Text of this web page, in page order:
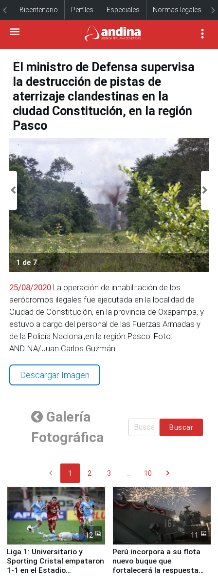
Bicentenario Perfiles Especiales Normas legales
El ministro de Defensa supervisa
la destrucción de pistas de
aterrizaje clandestinas en la
ciudad Constitución, en la región
Pasco
1 de 7
25/08/2020 La operación de inhabilitación de los
aeródromos ilegales fue ejecutada en la localidad de
Ciudad de Constitución, en la provincia de Oxapampa, y
estuvo a cargo del personal de las Fuerzas Armadas y
de la Policía Nacional,en la región Pasco. Foto:
ANDINA/Juan Carlos Guzmán
Descargar Imagen
Galería
Fotográfica
Buscar
chevron_left 1 2 3 10 chevron_right
12
Liga 1: Universitario y
Sporting Cristal empataron
1-1 en el Estadio
11
Perú incorpora a su flota
nuevo buque que
fortalecerá la respuesta